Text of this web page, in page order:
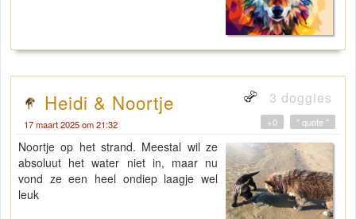
Heidi & Noortje 3 doggies
17 maart 2025 om 21:32 " quote "
+0
Noortje op het strand. Meestal wil ze
absoluut het water niet in, maar nu
vond ze een heel ondiep laagje wel
leuk